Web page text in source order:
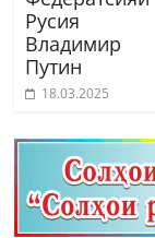
Русия
Владимир
Путин
18.03.2025